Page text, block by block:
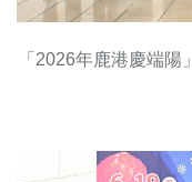
「2026年鹿港慶端